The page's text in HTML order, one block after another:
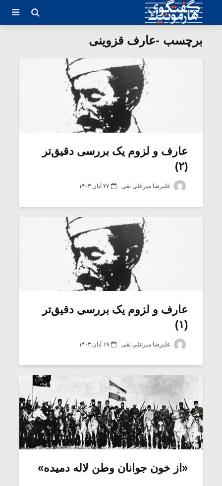
برچسب -عارف قزوینی
عارف و لزوم یک بررسی دقیق‌تر
(۲)
علیرضا میرعلی نقی ۲۷ آبان ۱۴۰۳
عارف و لزوم یک بررسی دقیق‌تر
(۱)
علیرضا میرعلی نقی ۱۹ آبان ۱۴۰۳
«از خون جوانان وطن لاله دمیده»